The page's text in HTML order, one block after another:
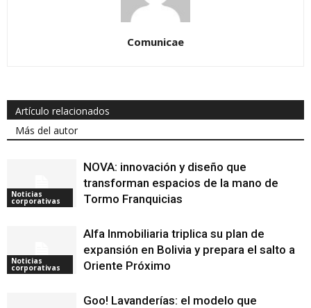
Comunicae
Artículo relacionados
Más del autor
Noticias
corporativas
NOVA: innovación y diseño que
transforman espacios de la mano de
Tormo Franquicias
Noticias
corporativas
Alfa Inmobiliaria triplica su plan de
expansión en Bolivia y prepara el salto a
Oriente Próximo
Goo! Lavanderías: el modelo que